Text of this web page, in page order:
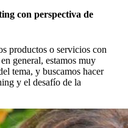
con perspectiva de
productos o servicios con
general, estamos muy
tema, y buscamos hacer
y el desafío de la